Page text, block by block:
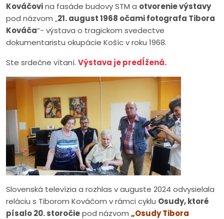
Kováčovina fasáde budovy STM a otvorenie výstavy
pod názvom „21. august 1968 očami fotografa Tibora
Kováča“- výstava o tragickom svedectve
dokumentaristu okupácie Košíc v roku 1968.
Ste srdečne vítaní. Výstava je predĺžená.
Slovenská televízia a rozhlas v auguste 2024 odvysielala
reláciu s Tiborom Kováčom v rámci cyklu Osudy, ktoré
písalo 20. storočiepod názvom „Osudy Tibora